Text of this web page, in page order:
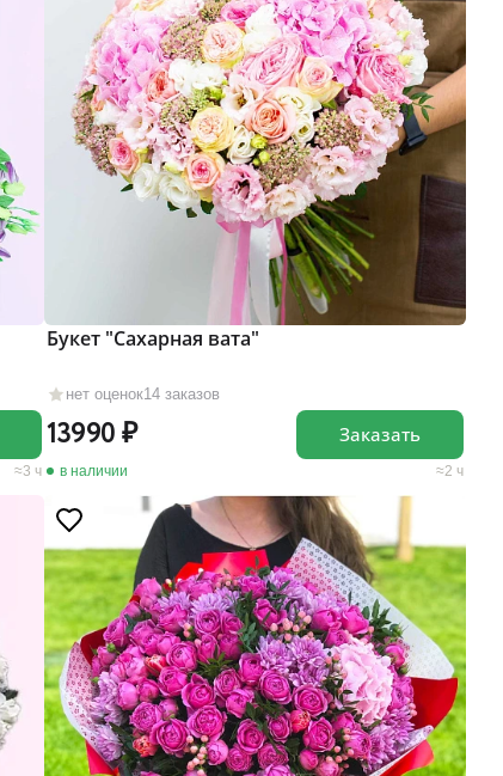
3 ч
нет оценок14 заказов
Букет "Сахарная вата"
13990
в наличии 2 ч
Заказать